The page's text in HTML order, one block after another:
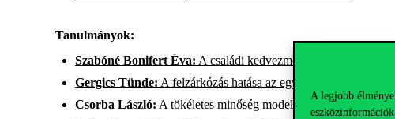
A legjobb
Tanulmányok:
Szabóné Bonifert Éva: A családi kedvezmény megosztásának
Gergics Tünde: A felzárkózás hatása az egyenlőtlenségekre az
Csorba László: A tökéletes minőség modellje és a